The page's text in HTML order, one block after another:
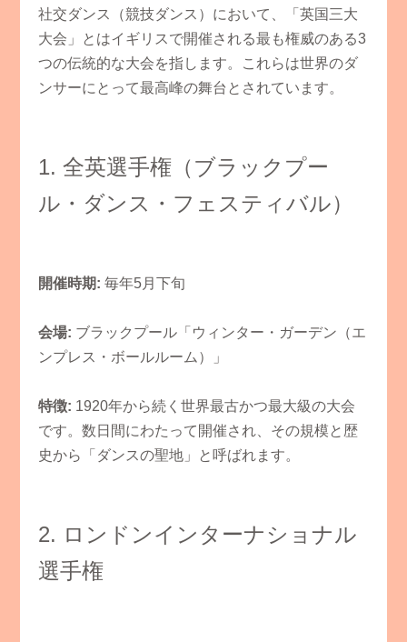
社交ダンス（競技ダンス）において、「英国三大
大会」とはイギリスで開催される最も権威のある3
つの伝統的な大会を指します。これらは世界のダ
ンサーにとって最高峰の舞台とされています。
​1. 全英選手権（ブラックプー
ル・ダンス・フェスティバル）
開催時期: 毎年5月下旬
会場: ブラックプール「ウィンター・ガーデン（エ
ンプレス・ボールルーム）」
特徴: 1920年から続く世界最古かつ最大級の大会
です。数日間にわたって開催され、その規模と歴
史から「ダンスの聖地」と呼ばれます。
​2. ロンドンインターナショナル
選手権